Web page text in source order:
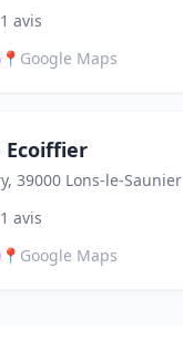
1 avis
📍 Google Maps
Ecoiffier
39000 Lons-le-Saunier
1 avis
📍 Google Maps